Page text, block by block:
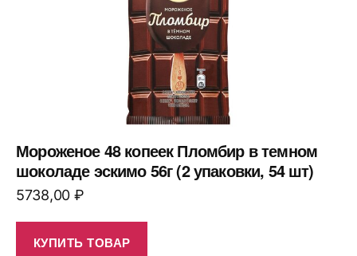
Мороженое 48 копеек Пломбир в темном
шоколаде эскимо 56г (2 упаковки, 54 шт)
5738,00 ₽
КУПИТЬ ТОВАР